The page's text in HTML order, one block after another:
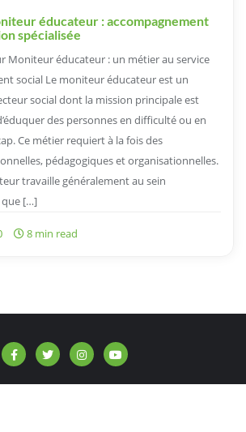
éducateur : accompagnement
spécialisée
Moniteur éducateur : un métier au service
social Le moniteur éducateur est un
social dont la mission principale est
des personnes en difficulté ou en
Ce métier requiert à la fois des
pédagogiques et organisationnelles.
travaille généralement au sein
que […]
8 min read